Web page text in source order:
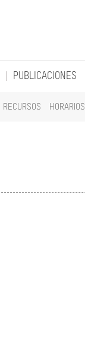
RECURSOS HORARIOS
PUBLICACIONES